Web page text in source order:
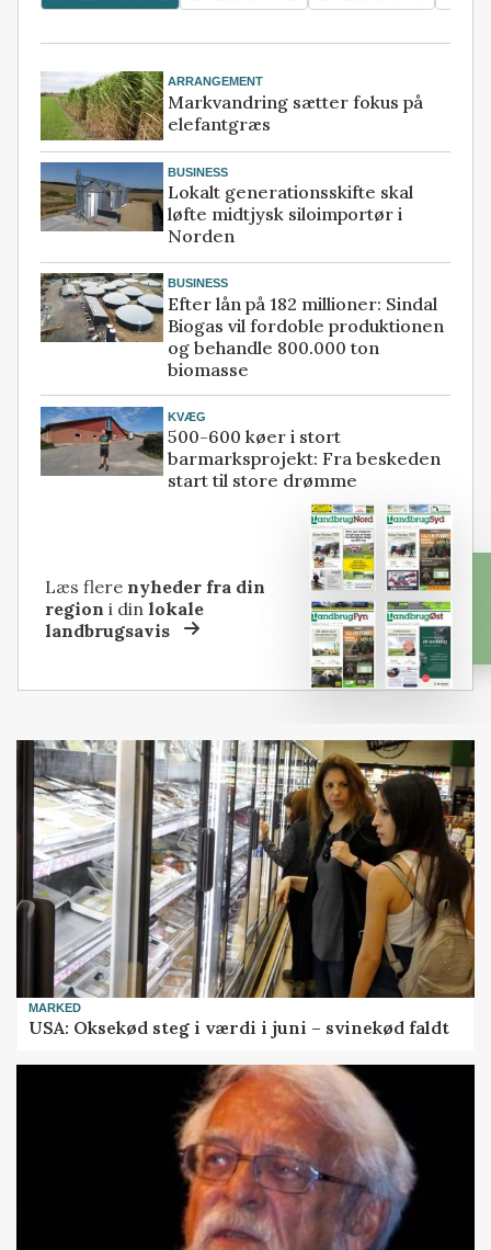
ARRANGEMENT
Markvandring sætter fokus på
elefantgræs
BUSINESS
Lokalt generationsskifte skal
løfte midtjysk siloimportør i
Norden
BUSINESS
Efter lån på 182 millioner: Sindal
Biogas vil fordoble produktionen
og behandle 800.000 ton
biomasse
KVÆG
500-600 køer i stort
barmarksprojekt: Fra beskeden
start til store drømme
Læs flere nyheder fra din
region i dinlokale
landbrugsavis
MARKED
USA: Oksekød steg i værdi i juni – svinekød faldt